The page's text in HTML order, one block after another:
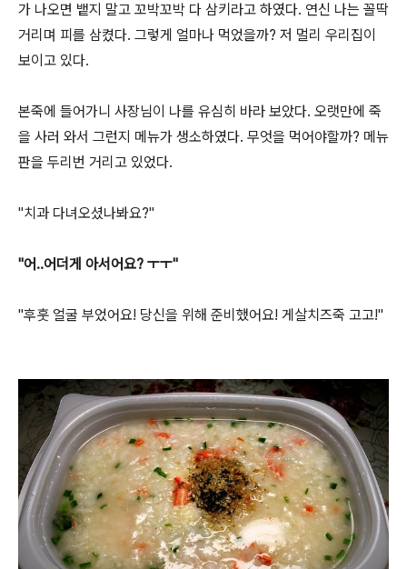
가 나오면 뱉지 말고 꼬박꼬박 다 삼키라고 하였다. 연신 나는 꼴딱
거리며 피를 삼켰다. 그렇게 얼마나 먹었을까? 저 멀리 우리집이
보이고 있다.
본죽에 들어가니 사장님이 나를 유심히 바라 보았다. 오랫만에 죽
을 사러 와서 그런지 메뉴가 생소하였다. 무엇을 먹어야할까? 메뉴
판을 두리번 거리고 있었다.
"치과 다녀오셨나봐요?"
"어..어더게 아서어요? ㅜㅜ"
"후훗 얼굴 부었어요! 당신을 위해 준비했어요! 게살치즈죽 고고!"